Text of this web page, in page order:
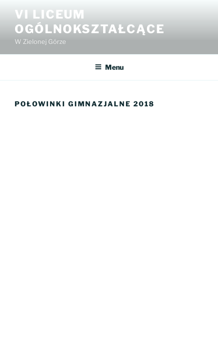
treści
VI LICEUM
OGÓLNOKSZTAŁCĄCE
W Zielonej Górze
Menu
POŁOWINKI GIMNAZJALNE 2018